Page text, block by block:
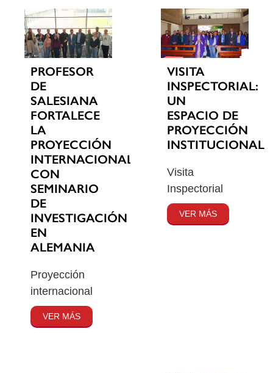
PROFESOR
DE
SALESIANA
FORTALECE
LA
PROYECCIÓN
INTERNACIONAL
CON
SEMINARIO
DE
INVESTIGACIÓN
EN
ALEMANIA
Proyección
internacional
VER MÁS
VISITA
INSPECTORIAL:
UN
ESPACIO DE
PROYECCIÓN
INSTITUCIONAL
Visita
Inspectorial
VER MÁS